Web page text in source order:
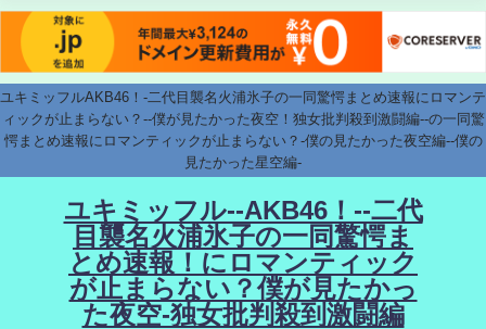
ユキミッフルAKB46！-二代目襲名火浦氷子の一同驚愕まとめ速報にロマンテ
ィックが止まらない？--僕が見たかった夜空！独女批判殺到激闘編--の一同驚
愕まとめ速報にロマンティックが止まらない？-僕の見たかった夜空編--僕の
見たかった星空編-
ユキミッフル--AKB46！--二代
目襲名火浦氷子の一同驚愕ま
とめ速報！にロマンティック
が止まらない？僕が見たかっ
た夜空-独女批判殺到激闘編